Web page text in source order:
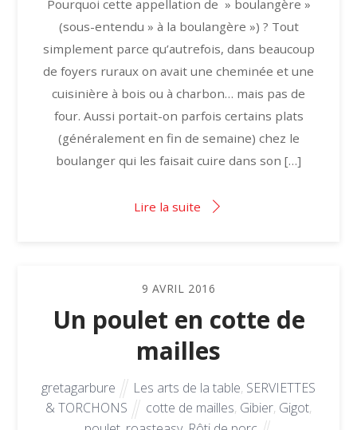
Pourquoi cette appellation de » boulangère »
(sous-entendu » à la boulangère ») ? Tout
simplement parce qu’autrefois, dans beaucoup
de foyers ruraux on avait une cheminée et une
cuisinière à bois ou à charbon… mais pas de
four. Aussi portait-on parfois certains plats
(généralement en fin de semaine) chez le
boulanger qui les faisait cuire dans son […]
Lire la suite
9 AVRIL 2016
Un poulet en cotte de
mailles
gretagarbure Les arts de la table, SERVIETTES
& TORCHONS
cotte de mailles, Gibier, Gigot,